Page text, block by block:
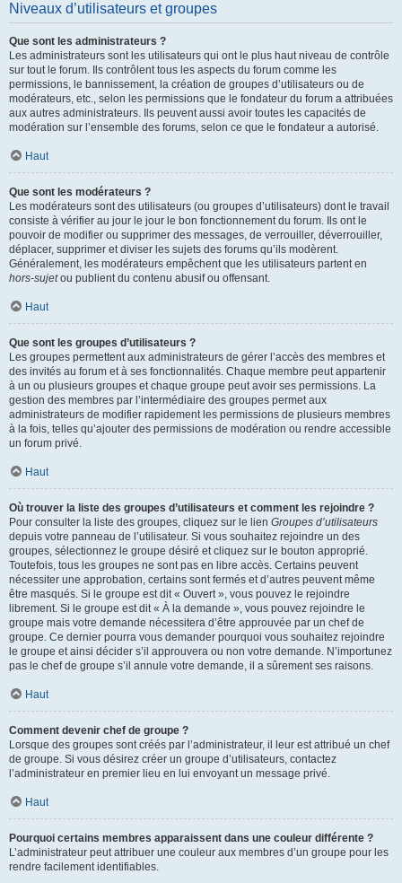
Niveaux d’utilisateurs et groupes
Que sont les administrateurs ?
Les administrateurs sont les utilisateurs qui ont le plus haut niveau de contrôle
sur tout le forum. Ils contrôlent tous les aspects du forum comme les
permissions, le bannissement, la création de groupes d’utilisateurs ou de
modérateurs, etc., selon les permissions que le fondateur du forum a attribuées
aux autres administrateurs. Ils peuvent aussi avoir toutes les capacités de
modération sur l’ensemble des forums, selon ce que le fondateur a autorisé.
Haut
Que sont les modérateurs ?
Les modérateurs sont des utilisateurs (ou groupes d’utilisateurs) dont le travail
consiste à vérifier au jour le jour le bon fonctionnement du forum. Ils ont le
pouvoir de modifier ou supprimer des messages, de verrouiller, déverrouiller,
déplacer, supprimer et diviser les sujets des forums qu’ils modèrent.
Généralement, les modérateurs empêchent que les utilisateurs partent en
hors-sujetou publient du contenu abusif ou offensant.
Haut
Que sont les groupes d’utilisateurs ?
Les groupes permettent aux administrateurs de gérer l’accès des membres et
des invités au forum et à ses fonctionnalités. Chaque membre peut appartenir
à un ou plusieurs groupes et chaque groupe peut avoir ses permissions. La
gestion des membres par l’intermédiaire des groupes permet aux
administrateurs de modifier rapidement les permissions de plusieurs membres
à la fois, telles qu’ajouter des permissions de modération ou rendre accessible
un forum privé.
Haut
Où trouver la liste des groupes d’utilisateurs et comment les rejoindre ?
Pour consulter la liste des groupes, cliquez sur le lien Groupes d’utilisateurs
depuis votre panneau de l’utilisateur. Si vous souhaitez rejoindre un des
groupes, sélectionnez le groupe désiré et cliquez sur le bouton approprié.
Toutefois, tous les groupes ne sont pas en libre accès. Certains peuvent
nécessiter une approbation, certains sont fermés et d’autres peuvent même
être masqués. Si le groupe est dit « Ouvert », vous pouvez le rejoindre
librement. Si le groupe est dit « À la demande », vous pouvez rejoindre le
groupe mais votre demande nécessitera d’être approuvée par un chef de
groupe. Ce dernier pourra vous demander pourquoi vous souhaitez rejoindre
le groupe et ainsi décider s’il approuvera ou non votre demande. N’importunez
pas le chef de groupe s’il annule votre demande, il a sûrement ses raisons.
Haut
Comment devenir chef de groupe ?
Lorsque des groupes sont créés par l’administrateur, il leur est attribué un chef
de groupe. Si vous désirez créer un groupe d’utilisateurs, contactez
l’administrateur en premier lieu en lui envoyant un message privé.
Haut
Pourquoi certains membres apparaissent dans une couleur différente ?
L’administrateur peut attribuer une couleur aux membres d’un groupe pour les
rendre facilement identifiables.